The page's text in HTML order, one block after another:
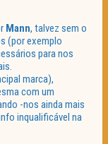
Mann, talvez sem o
(por exemplo
para nos
marca),
com um
-nos ainda mais
inqualificável na